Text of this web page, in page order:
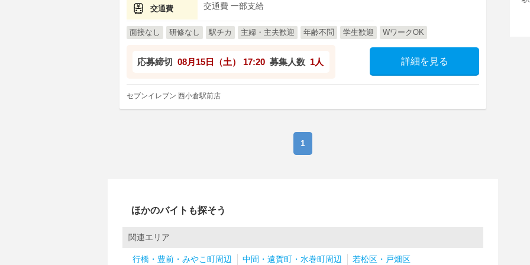
交通費
交通費 一部支給
面接なし 研修なし 駅チカ 主婦・主夫歓迎 年齢不問 学生歓迎 WワークOK
応募締切 08月15日（土） 17:20 募集人数 1人 詳細を見る
セブンイレブン 西小倉駅前店
1
ほかのバイトも探そう
関連エリア
行橋・豊前・みやこ町周辺 中間・遠賀町・水巻町周辺 若松区・戸畑区